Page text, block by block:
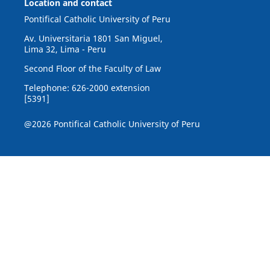
Location and contact
Pontifical Catholic University of Peru
Av. Universitaria 1801 San Miguel,
Lima 32, Lima - Peru
Second Floor of the Faculty of Law
Telephone: 626-2000 extension
[5391]
@2026 Pontifical Catholic University of Peru